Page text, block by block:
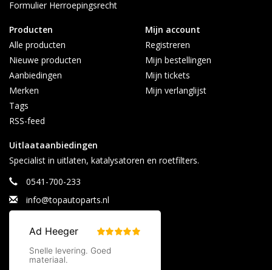
Formulier Herroepingsrecht
Producten
Alle producten
Nieuwe producten
Aanbiedingen
Merken
Tags
RSS-feed
Mijn account
Registreren
Mijn bestellingen
Mijn tickets
Mijn verlanglijst
Uitlaataanbiedingen
Specialist in uitlaten, katalysatoren en roetfilters.
0541-700-233
info@topautoparts.nl